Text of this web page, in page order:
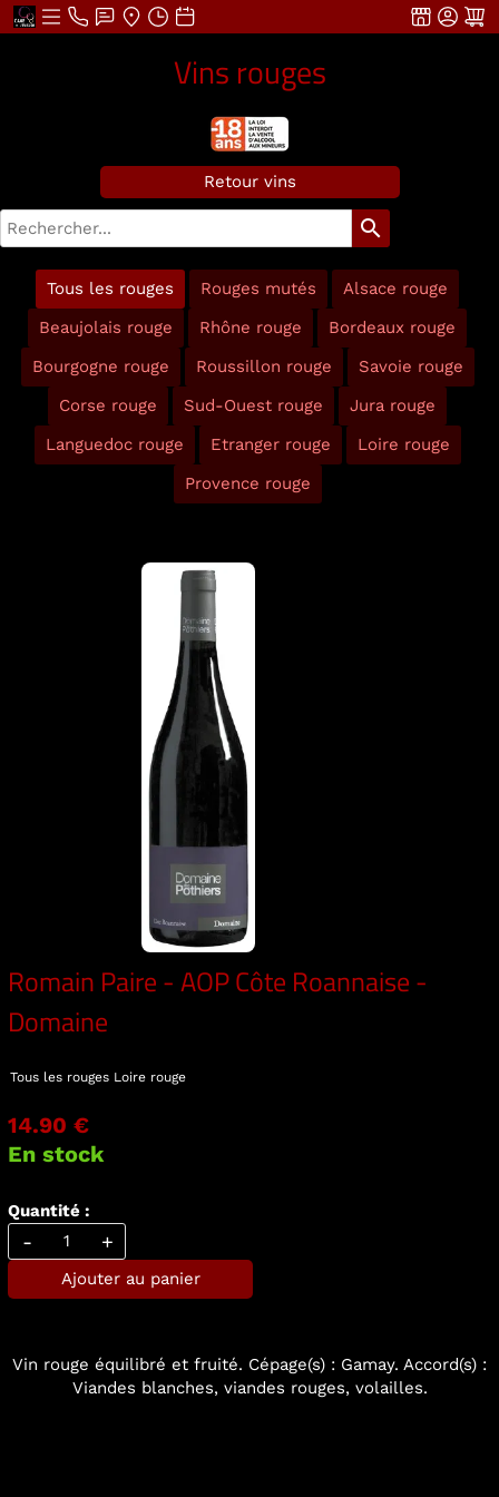
Vins rouges
Retour vins
search
Tous les rouges Rouges mutés
Alsace rouge
Beaujolais rouge
Rhône rouge
Bordeaux rouge
Bourgogne rouge
Roussillon rouge
Savoie rouge
Corse rouge
Sud-Ouest rouge
Jura rouge
Languedoc rouge
Etranger rouge
Loire rouge
Provence rouge
Romain Paire - AOP Côte Roannaise -
Domaine
Tous les rouges Loire rouge
14.90 €
En stock
Quantité :
- +
Ajouter au panier
Vin rouge équilibré et fruité. Cépage(s) : Gamay. Accord(s) :
Viandes blanches, viandes rouges, volailles.